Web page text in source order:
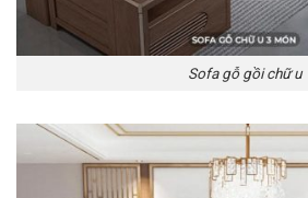
Sofa gỗ gồi chữ u